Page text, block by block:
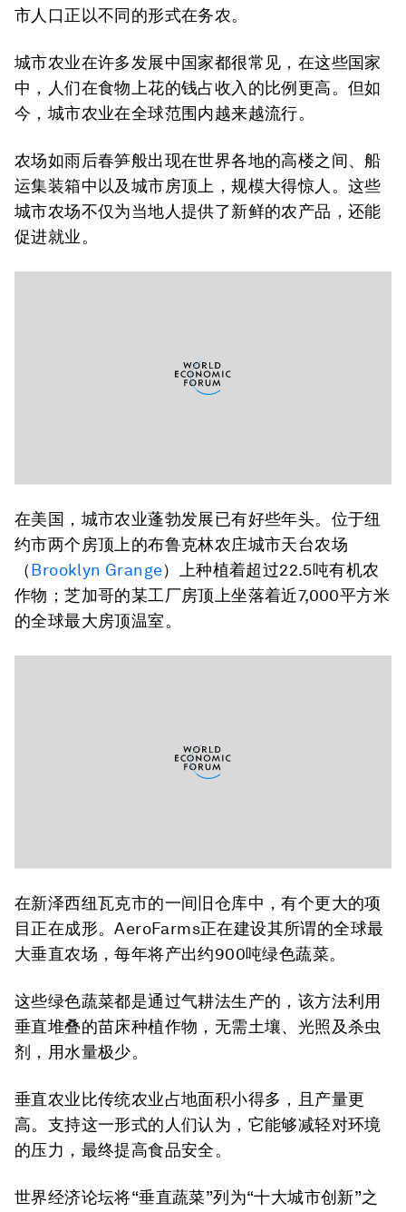
市人口正以不同的形式在务农。
城市农业在许多发展中国家都很常见，在这些国家
中，人们在食物上花的钱占收入的比例更高。但如
今，城市农业在全球范围内越来越流行。
农场如雨后春笋般出现在世界各地的高楼之间、船
运集装箱中以及城市房顶上，规模大得惊人。这些
城市农场不仅为当地人提供了新鲜的农产品，还能
促进就业。
在美国，城市农业蓬勃发展已有好些年头。位于纽
约市两个房顶上的布鲁克林农庄城市天台农场
（Brooklyn Grange）上种植着超过22.5吨有机农
作物；芝加哥的某工厂房顶上坐落着近7,000平方米
的全球最大房顶温室。
在新泽西纽瓦克市的一间旧仓库中，有个更大的项
目正在成形。AeroFarms正在建设其所谓的全球最
大垂直农场，每年将产出约900吨绿色蔬菜。
这些绿色蔬菜都是通过气耕法生产的，该方法利用
垂直堆叠的苗床种植作物，无需土壤、光照及杀虫
剂，用水量极少。
垂直农业比传统农业占地面积小得多，且产量更
高。支持这一形式的人们认为，它能够减轻对环境
的压力，最终提高食品安全。
世界经济论坛将“垂直蔬菜”列为“十大城市创新”之